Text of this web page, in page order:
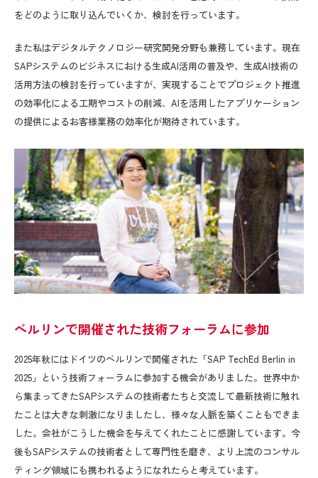
をどのように取り込んでいくか、検討を行っています。
また私はデジタルテクノロジー研究開発分野も兼務しています。現在
SAPシステムのビジネスにおける生成AI活用の普及や、生成AI技術の
活用方法の検討を行っていますが、実現することでプロジェクト推進
の効率化による工期やコストの削減、AIを活用したアプリケーション
の提供によるお客様業務の効率化が期待されています。
ベルリンで開催された技術フォーラムに参加
2025年秋にはドイツのベルリンで開催された「SAP TechEd Berlin in
2025 」という技術フォーラムに参加する機会がありました。世界中か
ら集まってきたSAPシステムの技術者たちと交流して最新技術に触れ
たことは大きな刺激になりましたし、様々な人脈を築くこともできま
した。会社がこうした機会を与えてくれたことに感謝しています。今
後もSAPシステムの技術者として専門性を磨き、より上流のコンサル
ティング領域にも携われるようになれたらと考えています。